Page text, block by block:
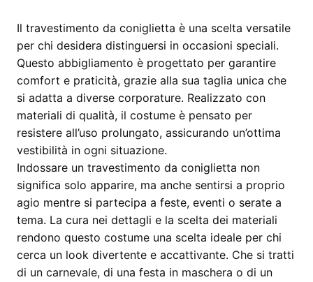
Il travestimento da coniglietta è una scelta versatile
per chi desidera distinguersi in occasioni speciali.
Questo abbigliamento è progettato per garantire
comfort e praticità, grazie alla sua taglia unica che
si adatta a diverse corporature. Realizzato con
materiali di qualità, il costume è pensato per
resistere all’uso prolungato, assicurando un’ottima
vestibilità in ogni situazione.
Indossare un travestimento da coniglietta non
significa solo apparire, ma anche sentirsi a proprio
agio mentre si partecipa a feste, eventi o serate a
tema. La cura nei dettagli e la scelta dei materiali
rendono questo costume una scelta ideale per chi
cerca un look divertente e accattivante. Che si tratti
di un carnevale, di una festa in maschera o di un